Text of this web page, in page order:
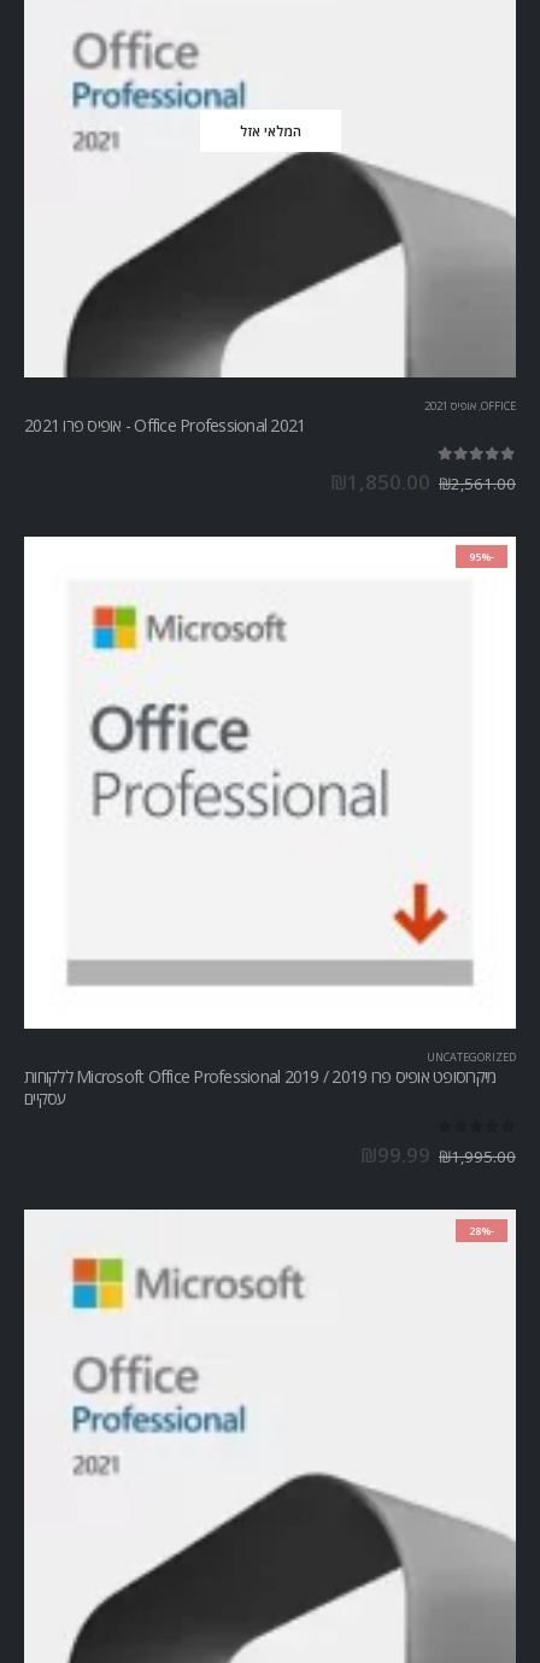
המלאי אזל
OFFICE
, אופיס 2021
Office Professional 2021 - אופיס פרו 2021
₪2,561.00
₪1,850.00
-95%
UNCATEGORIZED
מיקרוסופט אופיס פרו Microsoft Office Professional 2019 / 2019 ללקוחות
עסקיים
₪1,995.00
₪99.99
-28%